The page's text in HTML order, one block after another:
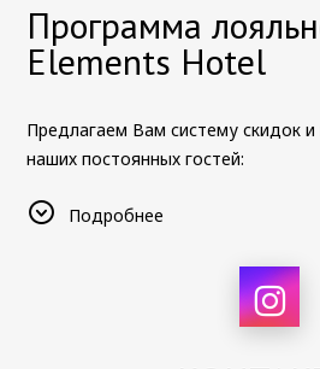
Программа
Elements Hotel
Предлагаем Вам систему скидок
наших постоянных гостей:
программе во время выбора
тарифы, доступные на
присваивается
Подробнее